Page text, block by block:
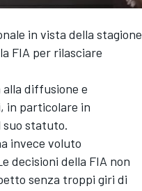
in vista della stagione
FIA per rilasciare
alla diffusione e
in particolare in
suo statuto.
invece voluto
decisioni della FIA non
senza troppi giri di